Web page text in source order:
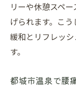
腰痛に
腰痛持
都城市
法
リーや休憩スペ
げられます。こ
緩和とリフレッ
す。
都城市温泉で腰